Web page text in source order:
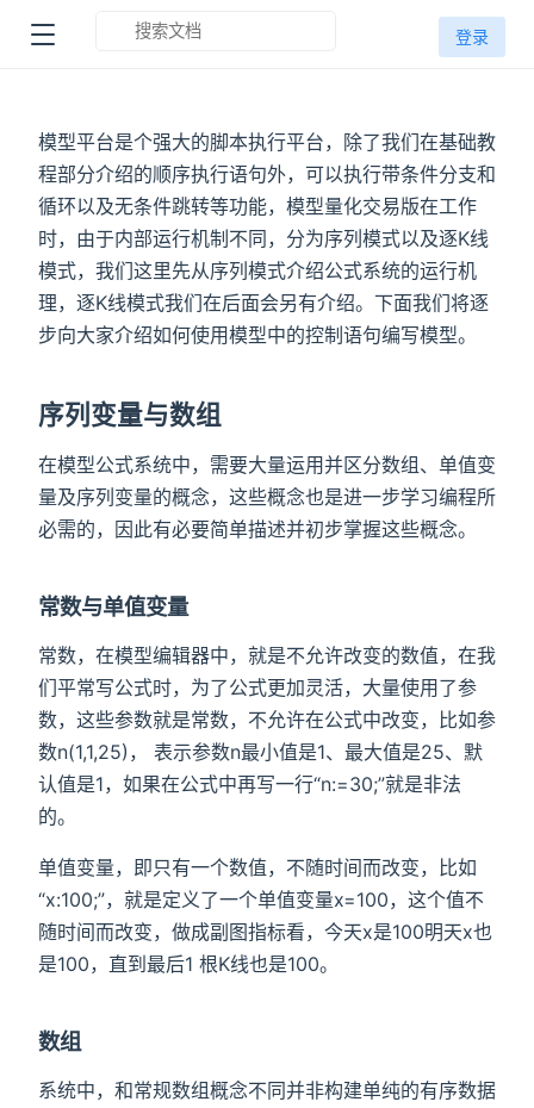
登录
模型平台是个强大的脚本执行平台，除了我们在基础教
程部分介绍的顺序执行语句外，可以执行带条件分支和
循环以及无条件跳转等功能，模型量化交易版在工作
时，由于内部运行机制不同，分为序列模式以及逐K线
模式，我们这里先从序列模式介绍公式系统的运行机
理，逐K线模式我们在后面会另有介绍。下面我们将逐
步向大家介绍如何使用模型中的控制语句编写模型。
序列变量与数组
在模型公式系统中，需要大量运用并区分数组、单值变
量及序列变量的概念，这些概念也是进一步学习编程所
必需的，因此有必要简单描述并初步掌握这些概念。
常数与单值变量
常数，在模型编辑器中，就是不允许改变的数值，在我
们平常写公式时，为了公式更加灵活，大量使用了参
数，这些参数就是常数，不允许在公式中改变，比如参
数n(1,1,25)， 表示参数n最小值是1、最大值是25、默
认值是1，如果在公式中再写一行“n:=30;”就是非法
的。
单值变量，即只有一个数值，不随时间而改变，比如
“x:100;”，就是定义了一个单值变量x=100，这个值不
随时间而改变，做成副图指标看，今天x是100明天x也
是100，直到最后1 根K线也是100。
数组
系统中，和常规数组概念不同并非构建单纯的有序数据